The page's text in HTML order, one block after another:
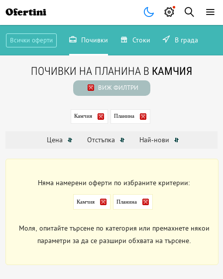
Ofertini
Всички оферти Почивки Стоки В града
ПОЧИВКИ НА ПЛАНИНА В КАМЧИЯ
ВИЖ ФИЛТРИ
Камчия Планина
Цена Отстъпка Най-нови
Няма намерени оферти по избраните критерии:
Камчия Планина
Моля, опитайте търсене по категория или премахнете някои
параметри за да се разшири обхвата на търсене.